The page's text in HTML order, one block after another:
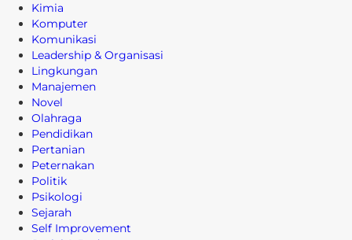
Kimia
Komputer
Komunikasi
Leadership & Organisasi
Lingkungan
Manajemen
Novel
Olahraga
Pendidikan
Pertanian
Peternakan
Politik
Psikologi
Sejarah
Self Improvement